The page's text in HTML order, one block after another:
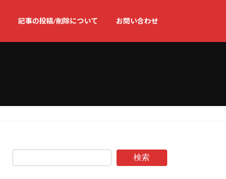
記事の投稿/削除について お問い合わせ
検索